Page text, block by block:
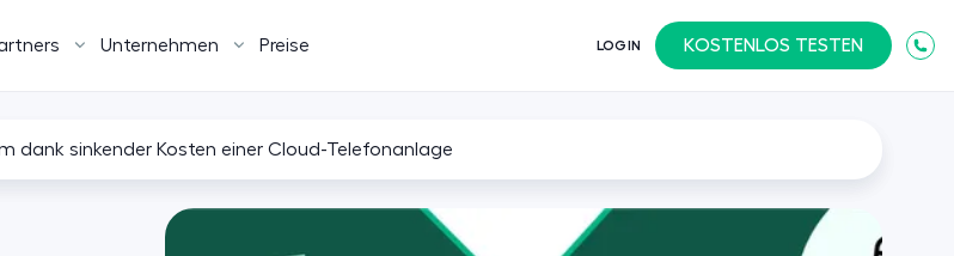
Unternehmen Preise LOGIN KOSTENLOS TESTEN
dank sinkender Kosten einer Cloud-Telefonanlage